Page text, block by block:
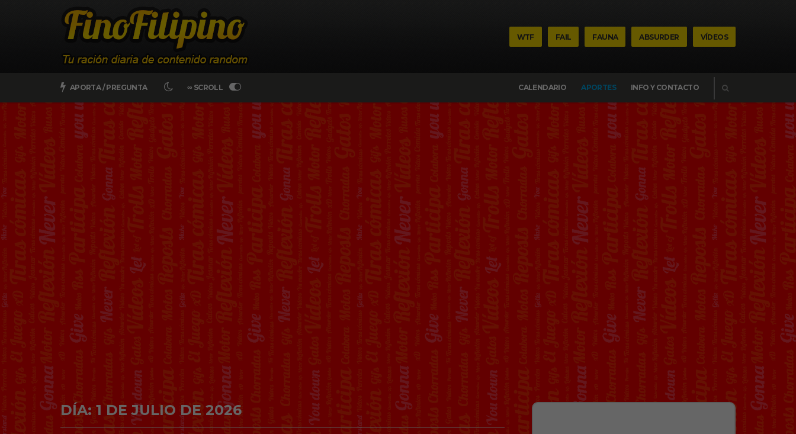
WTF FAIL FAUNA ABSURDER VÍDEOS
APORTA / PREGUNTA ∞ SCROLL
BUSCAR
CALENDARIO
APORTES INFO Y CONTACTO
DÍA: 1 DE JULIO DE 2026